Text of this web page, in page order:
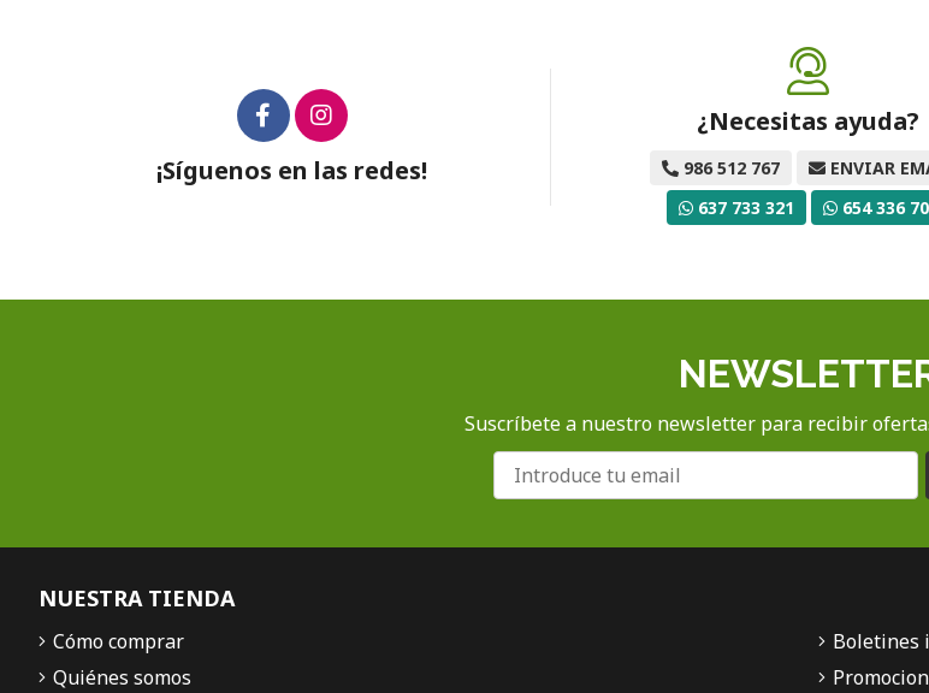
¡Síguenos en las redes!
¿Necesitas ayuda?
986 512 767
ENVIAR
637 733 321
654 336
Suscríbete a nuestro newsletter para recibir
NUESTRA TIENDA
Cómo comprar
Quiénes somos
Boletines